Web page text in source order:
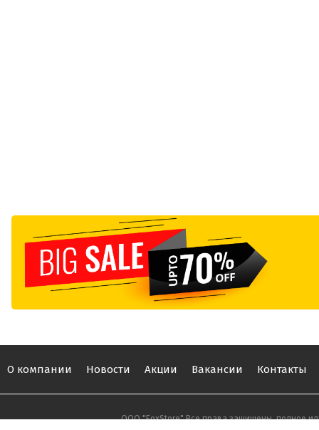
О компании Новости Акции Вакансии Контакты
ООО "FoxStore" Все права защищены, полное